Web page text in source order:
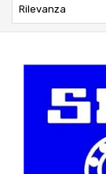
Rilevanza